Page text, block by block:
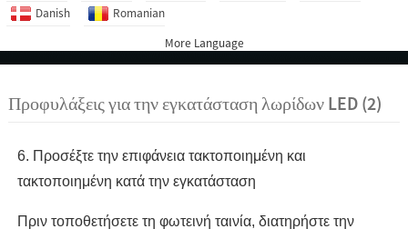
Danish
Romanian
More Language
Προφυλάξεις για την εγκατάσταση λωρίδων LED (2)
6. Προσέξτε την επιφάνεια τακτοποιημένη και
τακτοποιημένη κατά την εγκατάσταση
Πριν τοποθετήσετε τη φωτεινή ταινία, διατηρήστε την